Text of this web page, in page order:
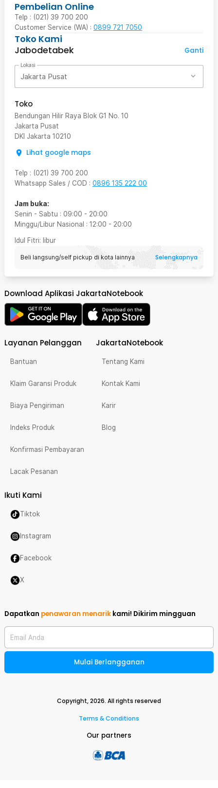
Pembelian Online
Telp : (021) 39 700 200
Customer Service (WA) : 0899 721 7050
Toko Kami
Jabodetabek
Ganti
Lokasi
Jakarta Pusat
Toko
Bendungan Hilir Raya Blok G1 No. 10
Jakarta Pusat
DKI Jakarta 10210
Lihat google maps
Telp : (021) 39 700 200
Whatsapp Sales / COD : 0896 135 222 00
Jam buka:
Senin - Sabtu : 09:00 - 20:00
Minggu/Libur Nasional : 12:00 - 20:00
Idul Fitri: libur
Beli langsung/self pickup di kota lainnya Selengkapnya
Download Aplikasi JakartaNotebook
Layanan Pelanggan
Bantuan
Klaim Garansi Produk
Biaya Pengiriman
Indeks Produk
Konfirmasi Pembayaran
Lacak Pesanan
JakartaNotebook
Tentang Kami
Kontak Kami
Karir
Blog
Ikuti Kami
Tiktok
Instagram
Facebook
X
Dapatkan penawaran menarik kami! Dikirim mingguan
Email Anda
Mulai Berlangganan
Copyright,2026. All rights reserved
Terms & Conditions
Our partners